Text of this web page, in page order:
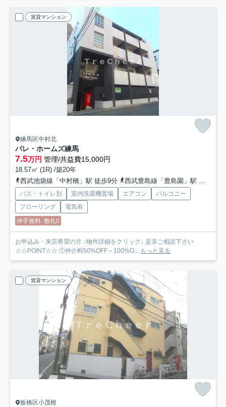
賃貸マンション
練馬区中村北
パレ・ホームズ練馬
7.5万円 管理/共益費15,000円
18.57㎡ (1R) /築20年
西武池袋線「中村橋」駅 徒歩9分
西武豊島線「豊島園」駅 徒歩9分
バス・トイレ別 室内洗濯機置場 エアコン
バルコニー
フローリング
電気有
仲手無料 敷礼0
お申込み・来店希望の方 ↓物件詳細をクリック↓ 是非ご相談下さい
☆☆POINT☆☆ ①仲介料50%OFF～100%O...
もっと見る
賃貸マンション
板橋区小茂根